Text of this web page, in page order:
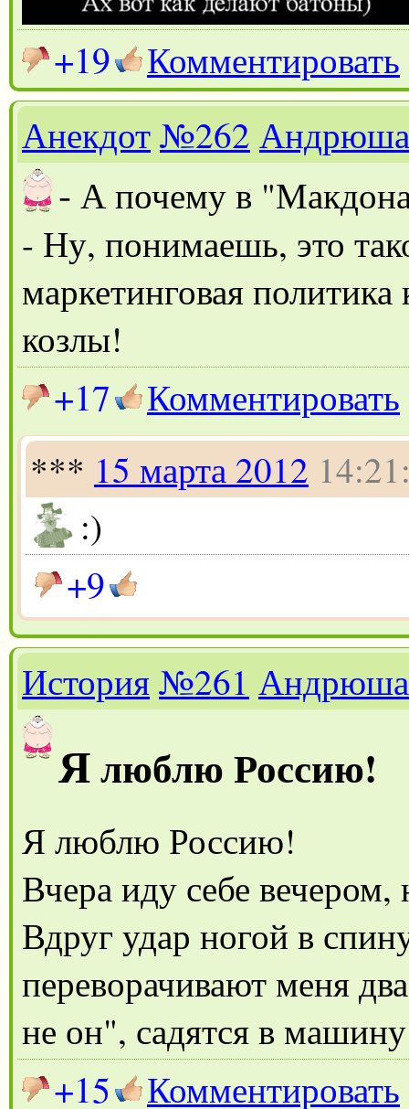
+19
Комментировать
Анекдот№262 Андрюша
- А почему в
- Ну, понимаешь, это
маркетинговая
козлы!
+17 Комментировать
*** 15 марта 2012
:)
+9
История№261 Андрюша
Ялюблю Россию!
Я люблю Россию!
Вчера иду себе вечером,
Вдруг удар ногой в
переворачивают меня
не он", садятся в
+15 Комментировать